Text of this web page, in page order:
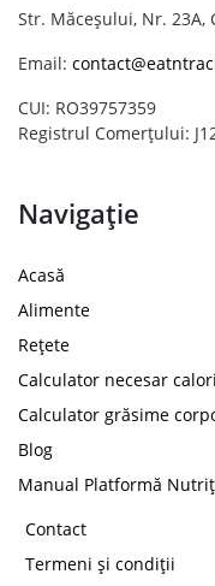
Str. Măceșului, Nr. 23A,
Email:
CUI: RO39757359
Registrul Comerțului:
Navigație
Acasă
Alimente
Rețete
Calculator necesar
Calculator grăsime
Blog
Manual Platformă
Contact
Termeni și condiții